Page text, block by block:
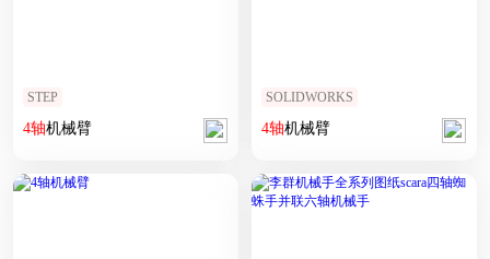
STEP
4轴机械臂
SOLIDWORKS
4轴机械臂